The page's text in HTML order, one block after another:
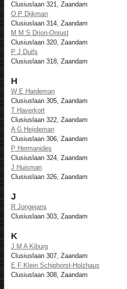
Clusiuslaan 321, Zaandam
O P Dijkman
Clusiuslaan 314, Zaandam
M M S Drion-Onrust
Clusiuslaan 320, Zaandam
P J Duifs
Clusiuslaan 318, Zaandam
H
W E Hardeman
Clusiuslaan 305, Zaandam
T Haverkort
Clusiuslaan 322, Zaandam
A G Heijdeman
Clusiuslaan 306, Zaandam
P Hermanides
Clusiuslaan 324, Zaandam
J Huisman
Clusiuslaan 326, Zaandam
J
R Jongejans
Clusiuslaan 303, Zaandam
K
J M A Kiburg
Clusiuslaan 307, Zaandam
E F Klein Schiphorst-Holzhaus
Clusiuslaan 308, Zaandam